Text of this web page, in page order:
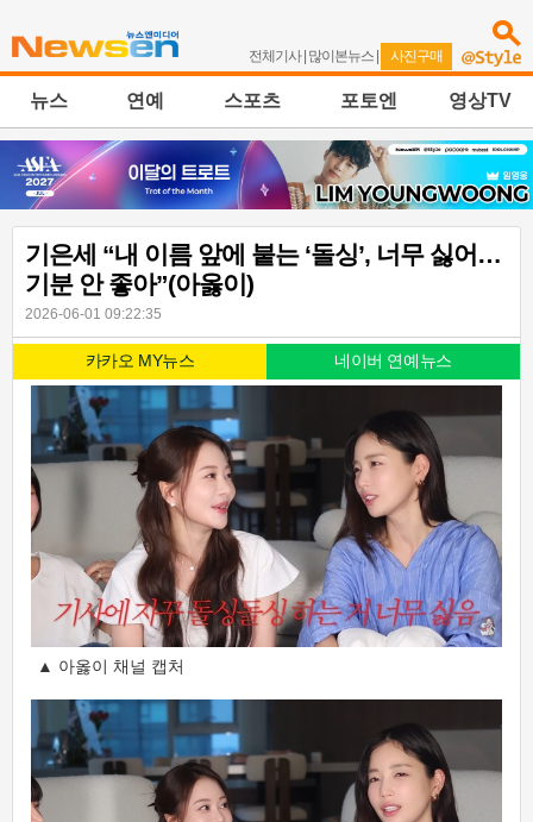
전체기사| 많이본뉴스 | 사진구매
뉴스 연예 스포츠 포토엔 영상TV
기은세 “내 이름 앞에 붙는 ‘돌싱’, 너무 싫어…
기분 안 좋아”(아옳이)
2026-06-01 09:22:35
카카오 MY뉴스 네이버 연예뉴스
▲ 아옳이 채널 캡처